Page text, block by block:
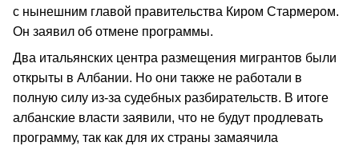
с нынешним главой правительства Киром Стармером.
Он заявил об отмене программы.
Два итальянских центра размещения мигрантов были
открыты в Албании. Но они также не работали в
полную силу из-за судебных разбирательств. В итоге
албанские власти заявили, что не будут продлевать
программу, так как для их страны замаячила